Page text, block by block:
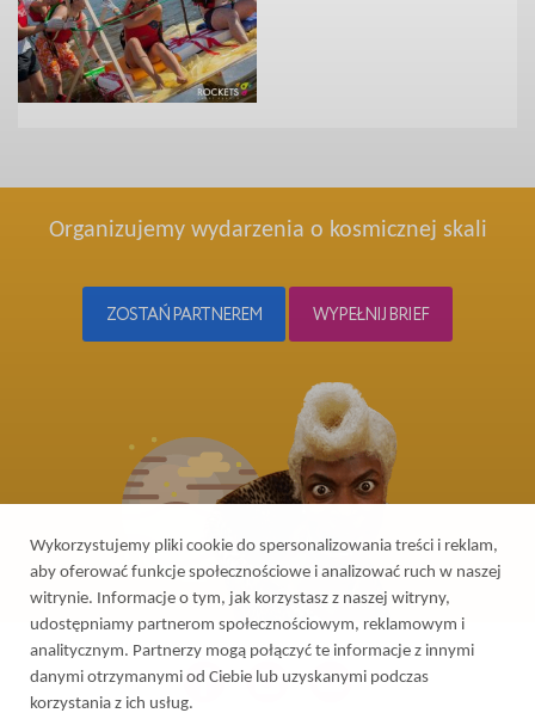
Organizujemy wydarzenia o kosmicznej skali
ZOSTAŃ PARTNEREM WYPEŁNIJ BRIEF
Wykorzystujemy pliki cookie do spersonalizowania treści i reklam,
aby oferować funkcje społecznościowe i analizować ruch w naszej
witrynie. Informacje o tym, jak korzystasz z naszej witryny,
udostępniamy partnerom społecznościowym, reklamowym i
analitycznym. Partnerzy mogą połączyć te informacje z innymi
danymi otrzymanymi od Ciebie lub uzyskanymi podczas
korzystania z ich usług.